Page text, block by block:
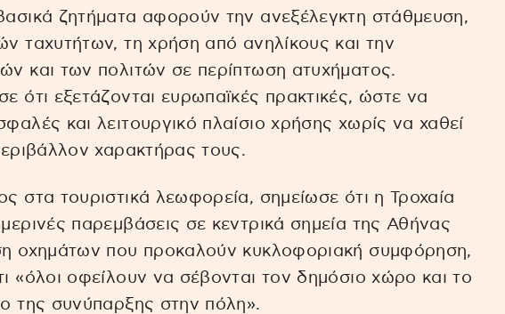
ζητήματα αφορούν την ανεξέλεγκτη στάθμευση,
ταχυτήτων, τη χρήση από ανηλίκους και την
και των πολιτών σε περίπτωση ατυχήματος.
ότι εξετάζονται ευρωπαϊκές πρακτικές, ώστε να
και λειτουργικό πλαίσιο χρήσης χωρίς να χαθεί
χαρακτήρας τους.
στα τουριστικά λεωφορεία, σημείωσε ότι η Τροχαία
παρεμβάσεις σε κεντρικά σημεία της Αθήνας
οχημάτων που προκαλούν κυκλοφοριακή συμφόρηση,
«όλοι οφείλουν να σέβονται τον δημόσιο χώρο και το
της συνύπαρξης στην πόλη».